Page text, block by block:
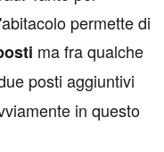
permette di
ma fra qualche
posti aggiuntivi
in questo